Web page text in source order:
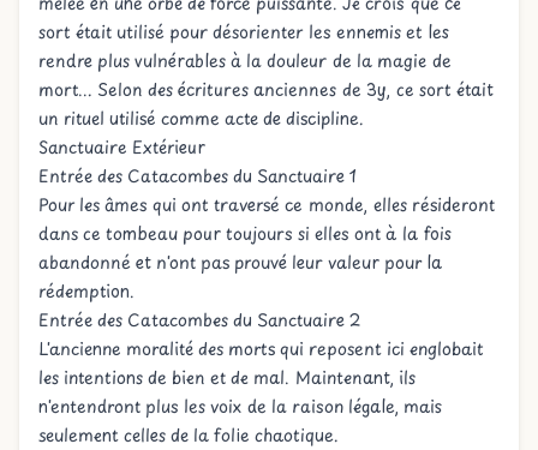
sort était utilisé pour désorienter les ennemis et les
rendre plus vulnérables à la douleur de la magie de
mort... Selon des écritures anciennes de 3y, ce sort était
un rituel utilisé comme acte de discipline.
Sanctuaire Extérieur
Entrée des Catacombes du Sanctuaire 1
Pour les âmes qui ont traversé ce monde, elles résideront
dans ce tombeau pour toujours si elles ont à la fois
abandonné et n'ont pas prouvé leur valeur pour la
rédemption.
Entrée des Catacombes du Sanctuaire 2
L'ancienne moralité des morts qui reposent ici englobait
les intentions de bien et de mal. Maintenant, ils
n'entendront plus les voix de la raison légale, mais
seulement celles de la folie chaotique.